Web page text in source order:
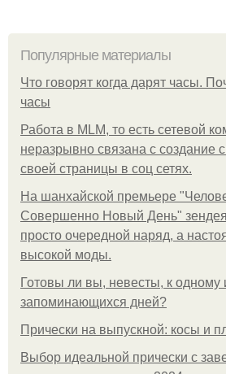
Популярные материалы
Что говорят когда дарят часы.
часы
Работа в MLM, то есть сетевой
неразрывно связана с создание
своей страницы в соц сетях.
На шанхайской премьере
Совершенно Новый День"
просто очередной наряд, а
высокой моды.
Готовы ли вы, невесты, к одному
запоминающихся дней?
Прически на выпускной: косы и
Выбор идеальной прически с